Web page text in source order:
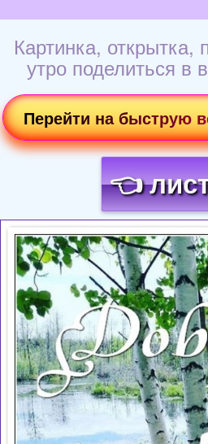
Картинка, открытка,
утро поделиться в
Перейти на быструю
👈
Загрузка